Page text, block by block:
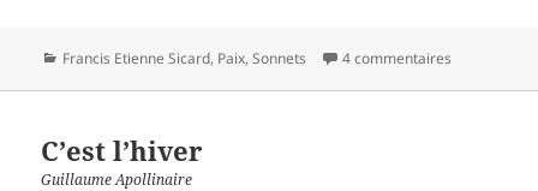
Catégories
Francis Etienne Sicard, Paix,Sonnets 4 commentaires
C’est l’hiver
Guillaume Apollinaire